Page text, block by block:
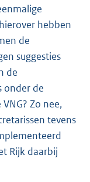
hebben
de
suggesties
de
onder de
Zo nee,
tevens
Rijk daarbij